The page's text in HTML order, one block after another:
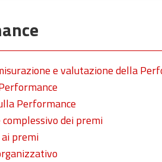
e valutazione della
Performance
dei premi
premi